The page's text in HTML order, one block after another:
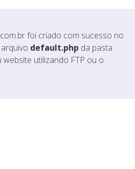
foi criado com sucesso no
default.php da pasta
website utilizando FTP ou o